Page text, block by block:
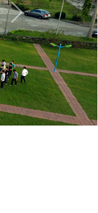
Next